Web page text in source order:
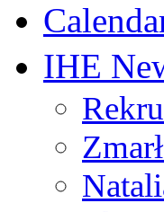
IHE